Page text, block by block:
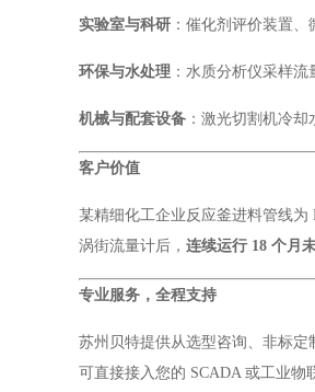
实验室与科研 ：催化剂评价装置、
环保与水处理 ：水质分析仪采样流
机械与配套设备 ：激光切割机冷
客户价值
某精细化工企业反应釜进料管线
涡街流量计后， 连续运行 18 个月
专业服务，全程支持
苏州贝特提供从选型咨询、非标定
可直接接入您的 SCADA 或工业物